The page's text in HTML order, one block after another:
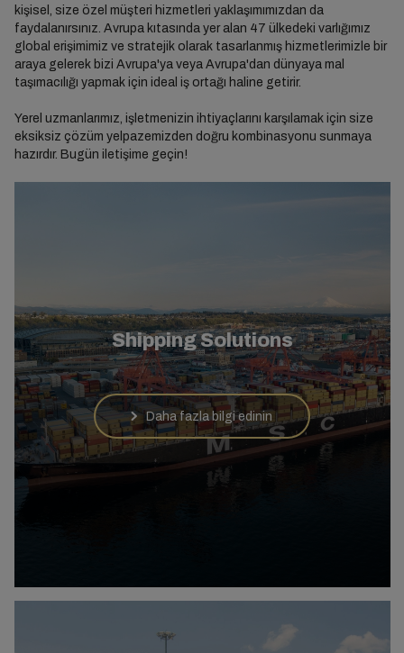
kişisel, size özel müşteri hizmetleri yaklaşımımızdan da
faydalanırsınız. Avrupa kıtasında yer alan 47 ülkedeki varlığımız
global erişimimiz ve stratejik olarak tasarlanmış hizmetlerimizle bir
araya gelerek bizi Avrupa'ya veya Avrupa'dan dünyaya mal
taşımacılığı yapmak için ideal iş ortağı haline getirir.
Yerel uzmanlarımız, işletmenizin ihtiyaçlarını karşılamak için size
eksiksiz çözüm yelpazemizden doğru kombinasyonu sunmaya
hazırdır. Bugün iletişime geçin!
Shipping Solutions
Daha fazla bilgi edinin